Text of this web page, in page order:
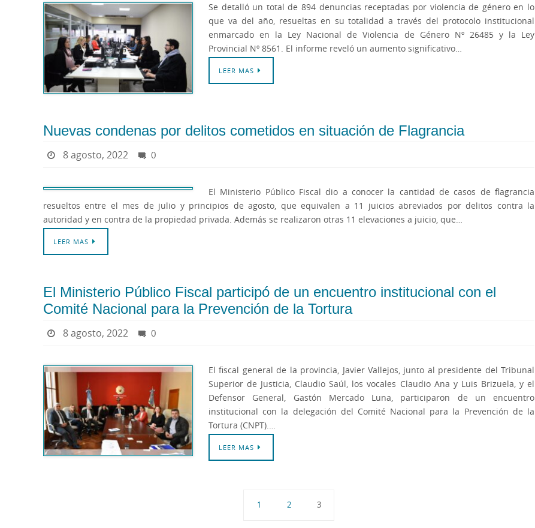
Se detalló un total de 894 denuncias receptadas por violencia de género en lo
que va del año, resueltas en su totalidad a través del protocolo institucional
enmarcado en la Ley Nacional de Violencia de Género Nº 26485 y la Ley
Provincial Nº 8561. El informe reveló un aumento significativo…
LEER MAS
Nuevas condenas por delitos cometidos en situación de Flagrancia
8 agosto, 2022 0
El Ministerio Público Fiscal dio a conocer la cantidad de casos de flagrancia
resueltos entre el mes de julio y principios de agosto, que equivalen a 11 juicios abreviados por delitos contra la
autoridad y en contra de la propiedad privada. Además se realizaron otras 11 elevaciones a juicio, que…
LEER MAS
El Ministerio Público Fiscal participó de un encuentro institucional con el
Comité Nacional para la Prevención de la Tortura
8 agosto, 2022 0
El fiscal general de la provincia, Javier Vallejos, junto al presidente del Tribunal
Superior de Justicia, Claudio Saúl, los vocales Claudio Ana y Luis Brizuela, y el
Defensor General, Gastón Mercado Luna, participaron de un encuentro
institucional con la delegación del Comité Nacional para la Prevención de la
Tortura (CNPT).…
LEER MAS
1 2 3